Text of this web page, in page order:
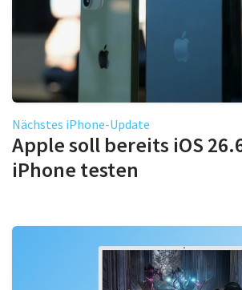
Nächstes iPhone-Update
Apple soll bereits iOS
iPhone testen